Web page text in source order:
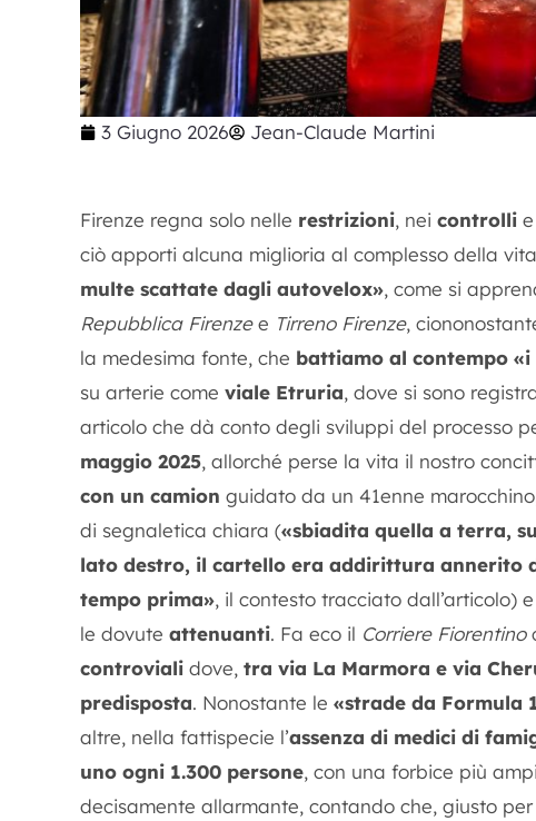
3 Giugno 2026 Jean-Claude Martini
Firenze regna solo nelle restrizioni, nei controlli
ciò apporti alcuna miglioria al complesso della
multe scattate dagli autovelox», come si
Repubblica Firenzee Tirreno Firenze,
la medesima fonte, che battiamo al contempo
su arterie come viale Etruria, dove si sono
articolo che dà conto degli sviluppi del processo
maggio 2025, allorché perse la vita il nostro
con un camion guidato da un 41enne
di segnaletica chiara («sbiadita quella a terra,
lato destro, il cartello era addirittura annerito
tempo prima», il contesto tracciato dall’articolo)
le dovute attenuanti. Fa eco il Corriere Fiorentino
controviali dove, tra via La Marmora e via
predisposta. Nonostante le «strade da Formula
altre, nella fattispecie l’assenza di medici di
uno ogni 1.300 persone, con una forbice più
decisamente allarmante, contando che, giusto